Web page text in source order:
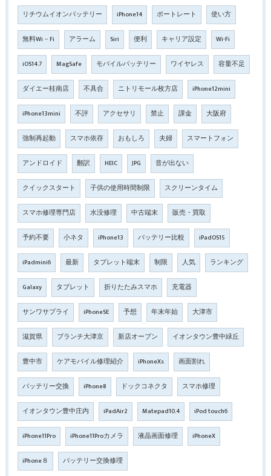
リチウムイオンバッテリー iPhone14 ポートレート 使い方
無料Wi－Fi アラーム Siri 便利 キャリア設定 Wi-Fi
iOS14.7 MagSafe モバイルバッテリー ワイヤレス 容量不足
ダイエー桂南店 不具合 ニトリモール枚方店 iPhone12mini
iPhone13mini 不評 アクセサリ 禁止 課金 大阪府
強制再起動 スマホ依存 おもしろ 夫婦 スマートフォン
アンドロイド 翻訳 HEIC JPG 音が出ない
クイックスタート 子供の使用時間制限 スクリーンタイム
スマホ修理専門店 水没修理 中古端末 販売・買取
予約不要 小ネタ iPhone13 バッテリー比較 iPadOS15
iPadmini6 最新 タブレット端末 制限 人気 ランキング
Galaxy タブレット 折りたたみスマホ 充電器
サンワサプライ iPhoneSE 予想 年末年始 大津市
滋賀県 ブランチ大津京 新店オープン イオンタウン豊中緑丘
豊中市 ケアモバイル修理紹介 iPhoneXs 画面割れ
バッテリー交換 iPhone8 ドックコネクタ スマホ修理
イオンタウン豊中庄内 iPadAir2 Matepad10.4 iPod touch6
iPhone11Pro iPhone11Proカメラ 液晶画面修理 iPhoneX
iPhone８ バッテリー交換修理